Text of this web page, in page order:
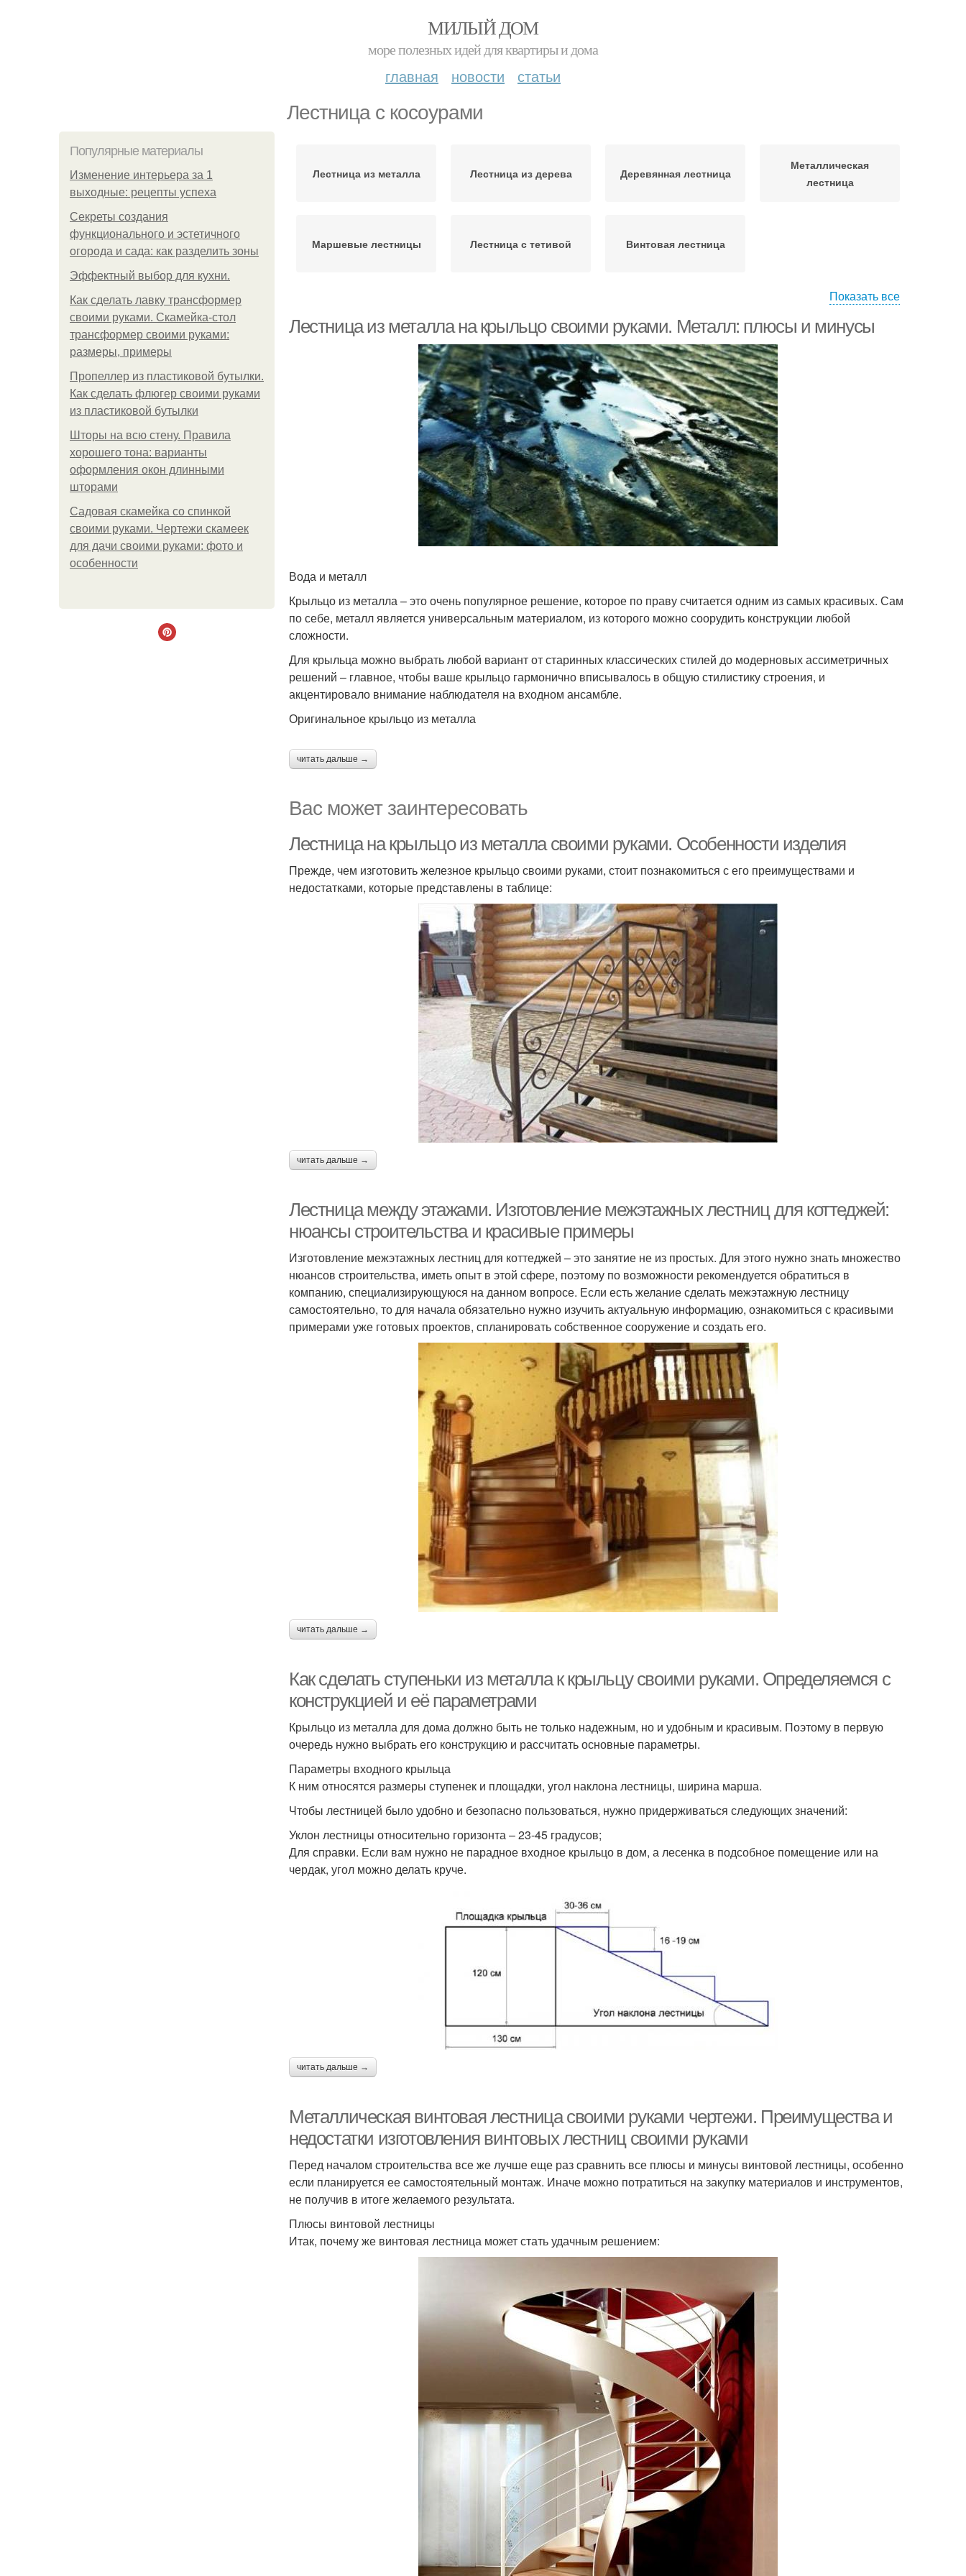
МИЛЫЙ ДОМ
море полезных идей для квартиры и дома
главная новости статьи
Лестница с косоурами
Популярные материалы
Изменение интерьера за 1
выходные: рецепты успеха
Секреты создания
функционального и эстетичного
огорода и сада: как разделить зоны
Эффектный выбор для кухни.
Как сделать лавку трансформер
своими руками. Скамейка-стол
трансформер своими руками:
размеры, примеры
Пропеллер из пластиковой бутылки.
Как сделать флюгер своими руками
из пластиковой бутылки
Шторы на всю стену. Правила
хорошего тона: варианты
оформления окон длинными
шторами
Садовая скамейка со спинкой
своими руками. Чертежи скамеек
для дачи своими руками: фото и
особенности
Лестница из металла Лестница из дерева Деревянная лестница
Металлическая
лестница
Маршевые лестницы Лестница с тетивой Винтовая лестница
Показать все
Лестница из металла на крыльцо своими руками. Металл: плюсы и минусы
Вода и металл
Крыльцо из металла – это очень популярное решение, которое по праву считается одним из самых красивых. Сам
по себе, металл является универсальным материалом, из которого можно соорудить конструкции любой
сложности.
Для крыльца можно выбрать любой вариант от старинных классических стилей до модерновых ассиметричных
решений – главное, чтобы ваше крыльцо гармонично вписывалось в общую стилистику строения, и
акцентировало внимание наблюдателя на входном ансамбле.
Оригинальное крыльцо из металла
читать дальше →
Вас может заинтересовать
Лестница на крыльцо из металла своими руками. Особенности изделия
Прежде, чем изготовить железное крыльцо своими руками, стоит познакомиться с его преимуществами и
недостатками, которые представлены в таблице:
читать дальше →
Лестница между этажами. Изготовление межэтажных лестниц для коттеджей:
нюансы строительства и красивые примеры
Изготовление межэтажных лестниц для коттеджей – это занятие не из простых. Для этого нужно знать множество
нюансов строительства, иметь опыт в этой сфере, поэтому по возможности рекомендуется обратиться в
компанию, специализирующуюся на данном вопросе. Если есть желание сделать межэтажную лестницу
самостоятельно, то для начала обязательно нужно изучить актуальную информацию, ознакомиться с красивыми
примерами уже готовых проектов, спланировать собственное сооружение и создать его.
читать дальше →
Как сделать ступеньки из металла к крыльцу своими руками. Определяемся с
конструкцией и её параметрами
Крыльцо из металла для дома должно быть не только надежным, но и удобным и красивым. Поэтому в первую
очередь нужно выбрать его конструкцию и рассчитать основные параметры.
Параметры входного крыльца
К ним относятся размеры ступенек и площадки, угол наклона лестницы, ширина марша.
Чтобы лестницей было удобно и безопасно пользоваться, нужно придерживаться следующих значений:
Уклон лестницы относительно горизонта – 23-45 градусов;
Для справки. Если вам нужно не парадное входное крыльцо в дом, а лесенка в подсобное помещение или на
чердак, угол можно делать круче.
читать дальше →
Металлическая винтовая лестница своими руками чертежи. Преимущества и
недостатки изготовления винтовых лестниц своими руками
Перед началом строительства все же лучше еще раз сравнить все плюсы и минусы винтовой лестницы, особенно
если планируется ее самостоятельный монтаж. Иначе можно потратиться на закупку материалов и инструментов,
не получив в итоге желаемого результата.
Плюсы винтовой лестницы
Итак, почему же винтовая лестница может стать удачным решением: